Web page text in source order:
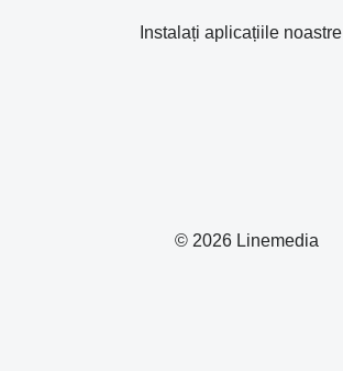
© 2026 Linemedia
Instalați aplicațiile noastre